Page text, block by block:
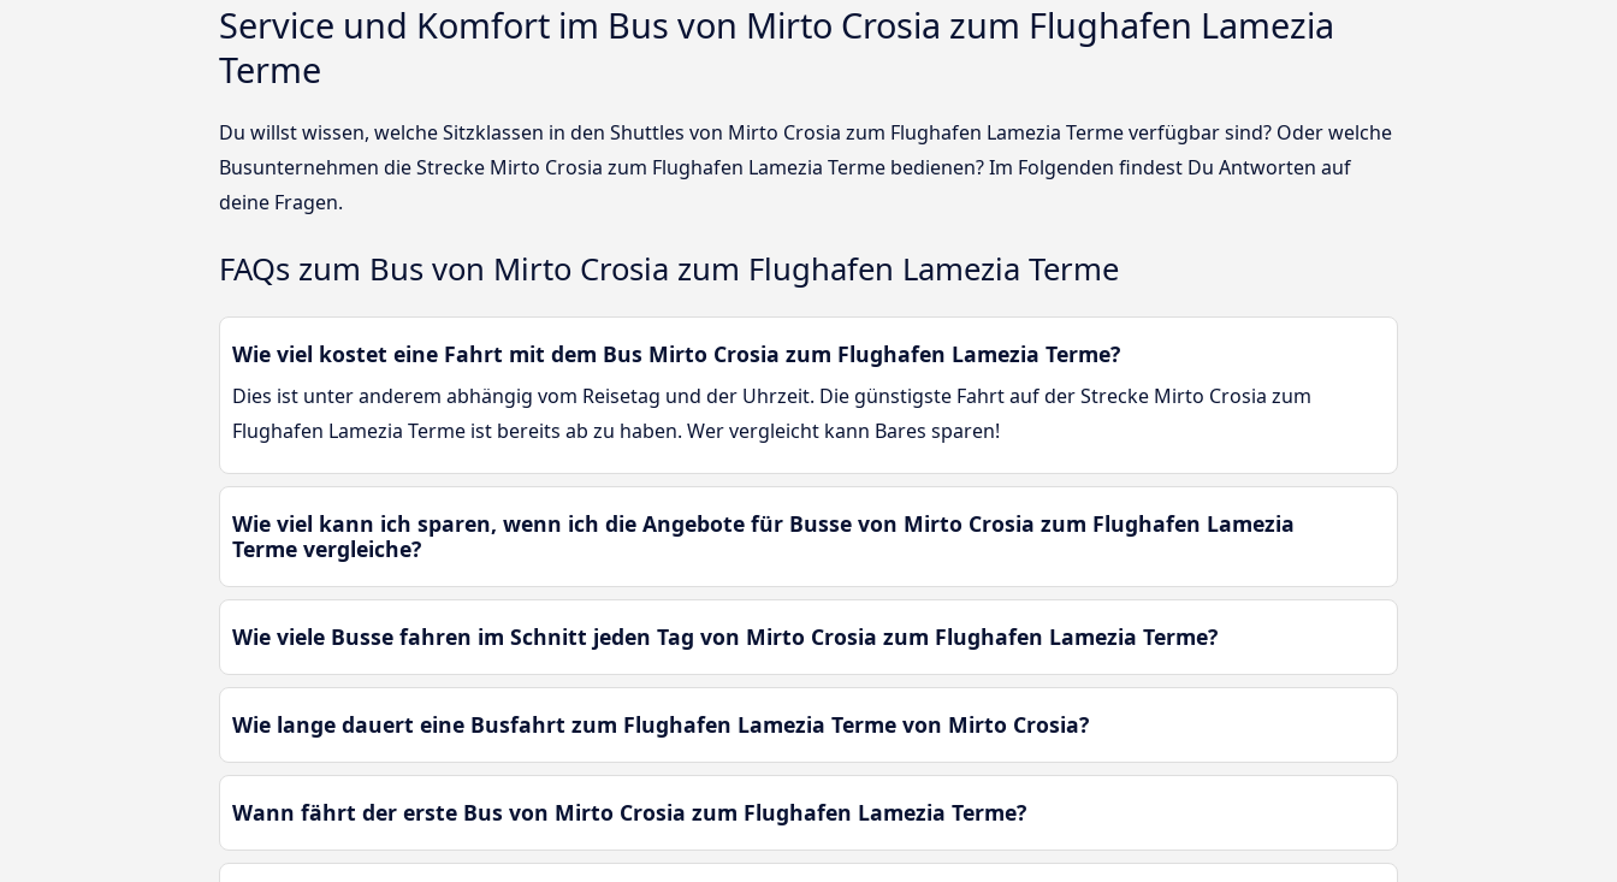
Service und Komfort im Bus von Mirto Crosia zum Flughafen Lamezia
Terme
Du willst wissen, welche Sitzklassen in den Shuttles von Mirto Crosia zum Flughafen Lamezia Terme verfügbar sind? Oder welche
Busunternehmen die Strecke Mirto Crosia zum Flughafen Lamezia Terme bedienen? Im Folgenden findest Du Antworten auf
deine Fragen.
FAQs zum Bus von Mirto Crosia zum Flughafen Lamezia Terme
Wie viel kostet eine Fahrt mit dem Bus Mirto Crosia zum Flughafen Lamezia Terme?
Dies ist unter anderem abhängig vom Reisetag und der Uhrzeit. Die günstigste Fahrt auf der Strecke Mirto Crosia zum
Flughafen Lamezia Terme ist bereits ab zu haben. Wer vergleicht kann Bares sparen!
Wie viel kann ich sparen, wenn ich die Angebote für Busse von Mirto Crosia zum Flughafen Lamezia
Terme vergleiche?
Wie viele Busse fahren im Schnitt jeden Tag von Mirto Crosia zum Flughafen Lamezia Terme?
Wie lange dauert eine Busfahrt zum Flughafen Lamezia Terme von Mirto Crosia?
Wann fährt der erste Bus von Mirto Crosia zum Flughafen Lamezia Terme?